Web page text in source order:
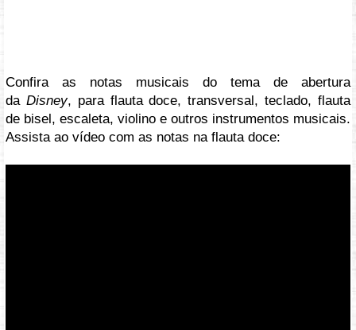
Confira as notas musicais do tema de abertura
da Disney, para flauta doce, transversal, teclado, flauta
de bisel, escaleta, violino e outros instrumentos musicais.
Assista ao vídeo com as notas na flauta doce: